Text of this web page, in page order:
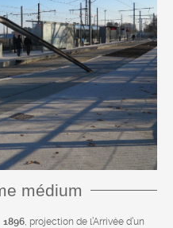
médium
1896 , projection de l’Arrivée d’un